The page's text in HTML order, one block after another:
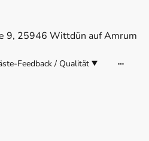
9, 25946 Wittdün auf Amrum
Feedback / Qualität